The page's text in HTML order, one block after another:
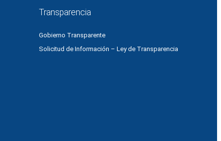
Transparencia
Gobierno Transparente
Solicitud de Información – Ley de Transparencia